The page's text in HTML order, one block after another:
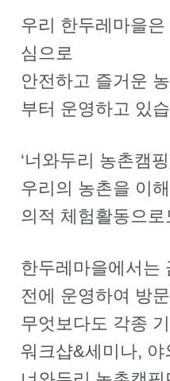
우리 한두레마을
심으로
안전하고 즐거운
부터 운영하고 있
‘너와두리 농촌캠
우리의 농촌을 이
의적 체험활동으
한두레마을에서는
전에 운영하여 방
무엇보다도 각종
워크샵&세미나,